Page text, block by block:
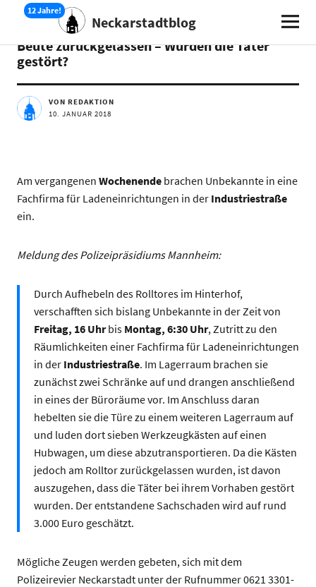
Neckarstadtblog
AKTUELLES
Beute zurückgelassen – Wurden die Täter
gestört?
VON REDAKTION
10. JANUAR 2018
Am vergangenen Wochenendebrachen Unbekannte in eine
Fachfirma für Ladeneinrichtungen in der Industriestraße
ein.
Meldung des Polizeipräsidiums Mannheim:
Durch Aufhebeln des Rolltores im Hinterhof,
verschafften sich bislang Unbekannte in der Zeit von
Freitag, 16 Uhrbis Montag, 6:30 Uhr, Zutritt zu den
Räumlichkeiten einer Fachfirma für Ladeneinrichtungen
in der Industriestraße. Im Lagerraum brachen sie
zunächst zwei Schränke auf und drangen anschließend
in eines der Büroräume vor. Im Anschluss daran
hebelten sie die Türe zu einem weiteren Lagerraum auf
und luden dort sieben Werkzeugkästen auf einen
Hubwagen, um diese abzutransportieren. Da die Kästen
jedoch am Rolltor zurückgelassen wurden, ist davon
auszugehen, dass die Täter bei ihrem Vorhaben gestört
wurden. Der entstandene Sachschaden wird auf rund
3.000 Euro geschätzt.
Mögliche Zeugen werden gebeten, sich mit dem
Polizeirevier Neckarstadt unter der Rufnummer 0621 3301-